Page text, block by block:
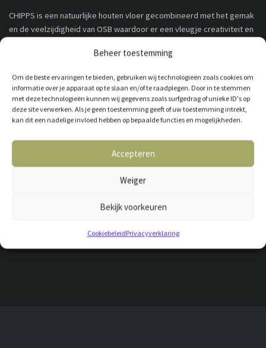
Beheer toestemming
Om de beste ervaringen te bieden, gebruiken wij technologieën zoals cookies om
informatie over je apparaat op te slaan en/of te raadplegen. Door in te stemmen
met deze technologieën kunnen wij gegevens zoals surfgedrag of unieke ID's op
deze site verwerken. Als je geen toestemming geeft of uw toestemming intrekt,
kan dit een nadelige invloed hebben op bepaalde functies en mogelijkheden.
Accepteren
Weiger
Bekijk voorkeuren
CookiebeleidPrivacyverklaring
CHIPPS is een natuurlijke houten vloer gecombineerd met het gemak
en de veelzijdigheid van OSB waardoor er een vleugje creativiteit en
oplossing voor vloeren, wanden en plafonds die tegelijkertijd een
Waarom zou je tegen de stroom ingaan? Deze platen laten zien waar
ze van gemaakt zijn: houtsnippers. De karakteristieke, rokerige
smaken van WoodChipps. Prachtige kleuren die jouw interieur een
Chipps is leverbaar in 15 of 18 mm dik, per plaat van 244 cm lang en 59
cm breed. Bovenstaande prijs is gebaseerd op 15 mm dik, per m².
PRODUCTEIGENSCHAPPEN